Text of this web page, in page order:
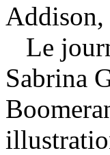
Le
Sabrina